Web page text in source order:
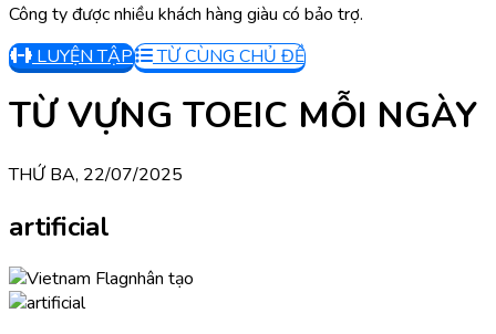
Công ty được nhiều khách hàng giàu có bảo trợ.
LUYỆN TẬP
TỪ CÙNG CHỦ ĐỀ
TỪ VỰNG TOEIC MỖI NGÀY
THỨ BA, 22/07/2025
artificial
nhân tạo